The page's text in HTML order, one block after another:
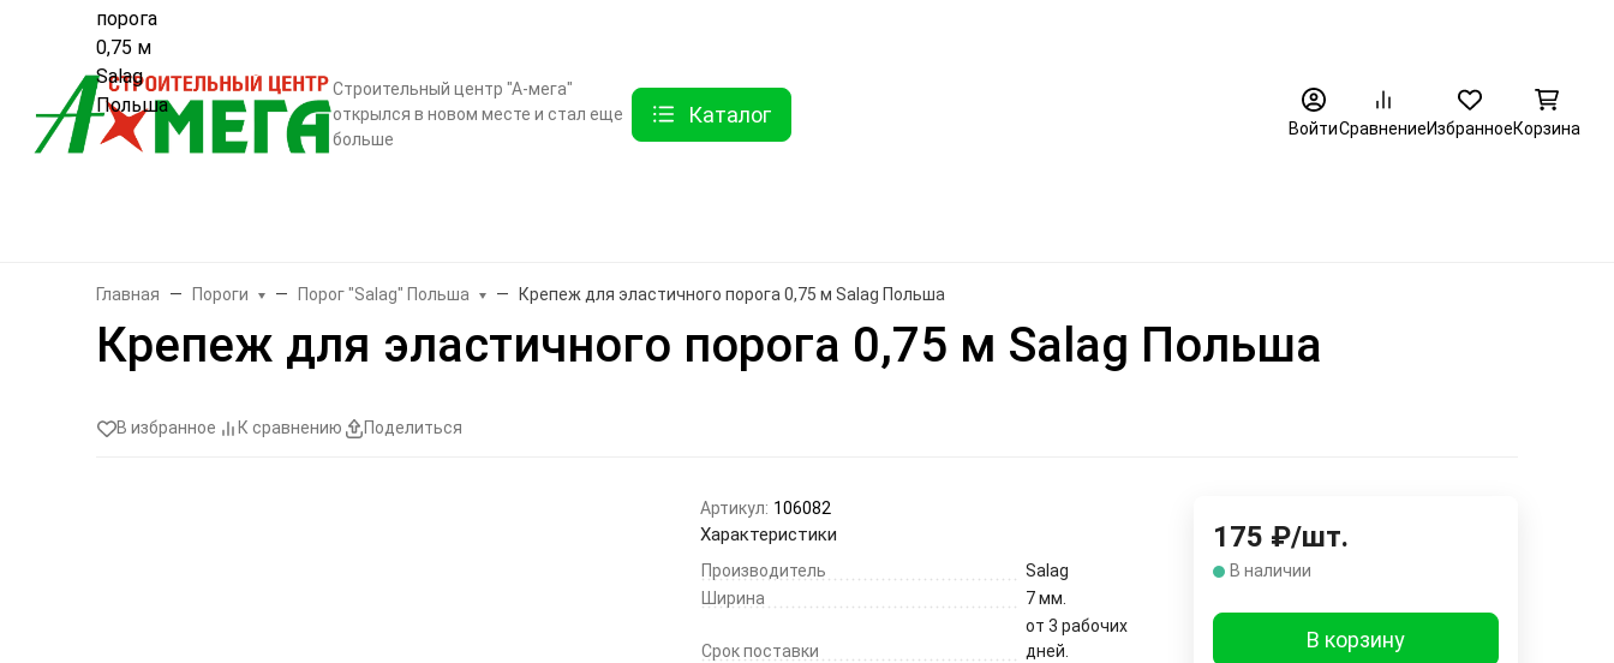
Строительный центр "А-мега"
открылся в новом месте и стал еще
больше
Каталог
ВойтиСравнениеИзбранноеКорзина
Главная Пороги Порог "Salag" Польша Крепеж для эластичного порога 0,75 м Salag Польша
Крепеж для эластичного порога 0,75 м Salag Польша
В избранное К сравнению Поделиться
Артикул: 106082
Характеристики
Производитель
Salag
Ширина
7 мм.
Срок поставки
от 3 рабочих
дней.
175 ₽/шт.
В наличии
В корзину